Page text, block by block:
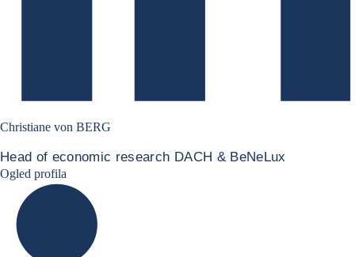
Christiane von BERG
Head of economic research DACH & BeNeLux
Ogled profila